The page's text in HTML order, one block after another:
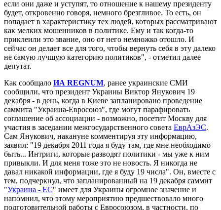
если они даже и уступят, то отношение к нашему президенту
будет, откровенно говоря, немного брезгливое. То есть, он
попадает в характеристику тех людей, которых рассматривают
как мелких мошенников в политике. Ему и так когда-то
приклеили это звание, оно от него немножко отошло. И
сейчас он делает все для того, чтобы вернуть себя в эту далеко
не самую лучшую категорию политиков", - отметил далее
депутат.
Как сообщало ИА REGNUM, ранее украинские СМИ
сообщили, что президент Украины Виктор Янукович 19
декабря - в день, когда в Киеве запланировано проведение
саммита "Украина-Евросоюз", где могут парафировать
соглашение об ассоциации - возможно, посетит Москву для
участия в заседании межгосударственного совета ЕврАзЭС.
Сам Янукович, накануне комментируя эту информацию,
заявил: "19 декабря 2011 года я буду там, где мне необходимо
быть... Интриги, которые разводят политики - мы уже к ним
привыкли. И для меня тоже это не новость. Я никогда не
давал никакой информации, где я буду 19 числа". Он, вместе с
тем, подчеркнул, что запланированный на 19 декабря саммит
"Украина - ЕС" имеет для Украины огромное значение и
напомнил, что этому мероприятию предшествовало много
подготовительной работы с Евросоюзом, в частности, по